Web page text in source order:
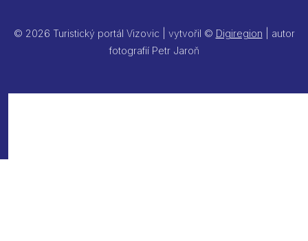
© 2026 Turistický portál Vizovic | vytvořil © Digiregion | autor
fotografií Petr Jaroň